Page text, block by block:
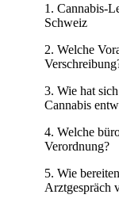
Cannabis-
Schweiz
Welche
Wie hat
Cannabis
Welche
Verordnung?
Wie
Arztgespräch